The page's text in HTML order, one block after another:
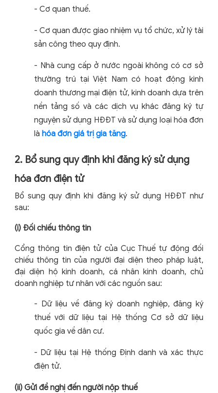
- Cơ quan thuế.
- Cơ quan được giao nhiệm vụ tổ chức, xử lý tài
sản công theo quy định.
- Nhà cung cấp ở nước ngoài không có cơ sở
thường trú tại Việt Nam có hoạt động kinh
doanh thương mại điện tử, kinh doanh dựa trên
nền tảng số và các dịch vụ khác đăng ký tự
nguyện sử dụng HĐĐT và sử dụng loại hóa đơn
là hóa đơn giá trị gia tăng.
2. Bổ sung quy định khi đăng ký sử dụng
hóa đơn điện tử
Bổ sung quy định khi đăng ký sử dụng HĐĐT như
sau:
(i) Đối chiếu thông tin
Cổng thông tin điện tử của Cục Thuế tự động đối
chiếu thông tin của người đại diện theo pháp luật,
đại diện hộ kinh doanh, cá nhân kinh doanh, chủ
doanh nghiệp tư nhân với các nguồn sau:
- Dữ liệu về đăng ký doanh nghiệp, đăng ký
thuế với dữ liệu tại Hệ thống Cơ sở dữ liệu
quốc gia về dân cư.
- Dữ liệu tại Hệ thống Định danh và xác thực
điện tử.
(ii) Gửi đề nghị đến người nộp thuế